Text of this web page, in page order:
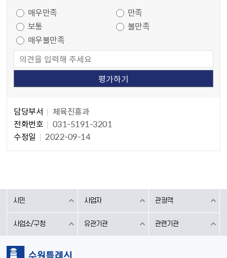
매우만족
만족
보통
불만족
매우불만족
담당부서
체육진흥과
전화번호
031-5191-3201
수정일
2022-09-14
시민 사업자 관광객
사업소/구청 유관기관 관련기관